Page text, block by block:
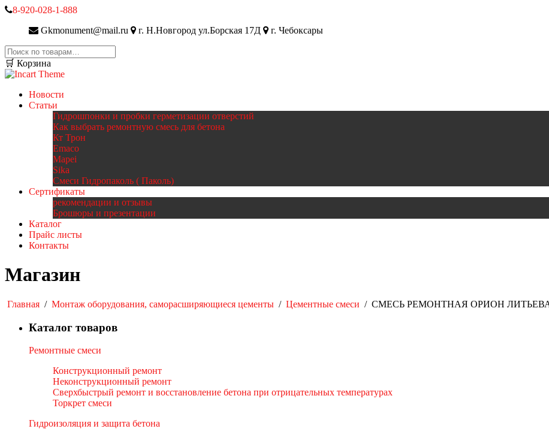
8-920-028-1-888
Gkmonument@mail.ru
г. Н.Новгород ул.Борская 17Д
г. Чебоксары
Искать:
🛒 Корзина
Новости
Статьи
Гидрошпонки и пробки герметизации отверстий
Как выбрать ремонтную смесь для бетона
Кт Трон
Emaco
Mapei
Sika
Смеси Гидропаколь ( Паколь)
Сертификаты
рекомендации и отзывы
Брошюры и презентации
Каталог
Прайс листы
Контакты
Магазин
Главная / Монтаж оборудования, саморасширяющиеся цементы / Цементные смеси / СМЕСЬ РЕМОНТНАЯ ОРИОН
Каталог товаров
Ремонтные смеси
Конструкционный ремонт
Неконструкционный ремонт
Сверхбыстрый ремонт и восстановление бетона при отрицательных температурах
Торкрет смеси
Гидроизоляция и защита бетона